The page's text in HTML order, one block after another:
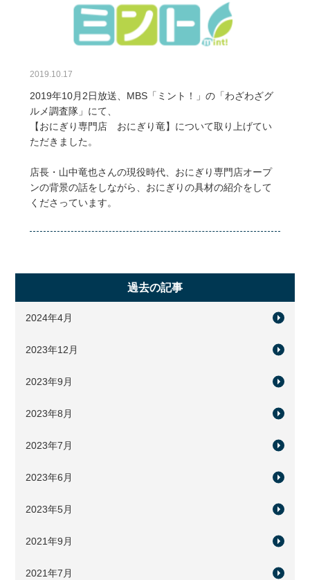
2019.10.17
2019年10月2日放送、MBS「ミント！」の「わざわざグ
ルメ調査隊」にて、
【おにぎり専門店 おにぎり竜】について取り上げてい
ただきました。
店長・山中竜也さんの現役時代、おにぎり専門店オープ
ンの背景の話をしながら、おにぎりの具材の紹介をして
くださっています。
過去の記事
2024年4月
2023年12月
2023年9月
2023年8月
2023年7月
2023年6月
2023年5月
2021年9月
2021年7月